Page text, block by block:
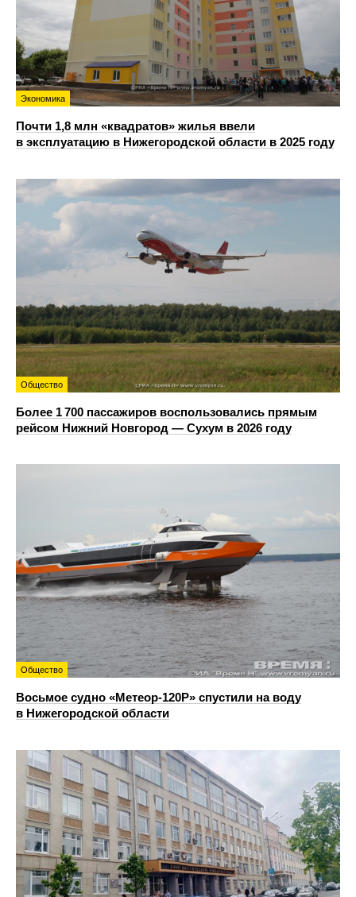
Экономика
Почти 1,8 млн «квадратов» жилья ввели
в эксплуатацию в Нижегородской области в 2025 году
Общество
Более 1 700 пассажиров воспользовались прямым
рейсом Нижний Новгород — Сухум в 2026 году
Общество
Восьмое судно «Метеор-120Р» спустили на воду
в Нижегородской области